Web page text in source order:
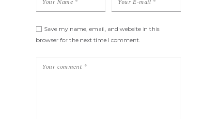
Save my name, email, and website in this
browser for the next time I comment.